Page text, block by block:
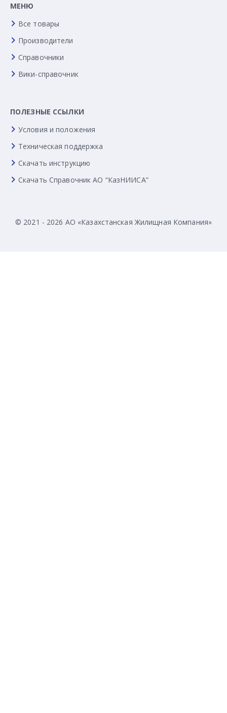
МЕНЮ
Все товары
Производители
Справочники
Вики-справочник
ПОЛЕЗНЫЕ ССЫЛКИ
Условия и положения
Техническая поддержка
Скачать инструкцию
Скачать Справочник АО “КазНИИСА”
© 2021 - 2026 АО «Казахстанская Жилищная Компания»